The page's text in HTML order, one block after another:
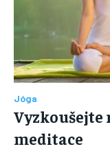
Jóga
meditace